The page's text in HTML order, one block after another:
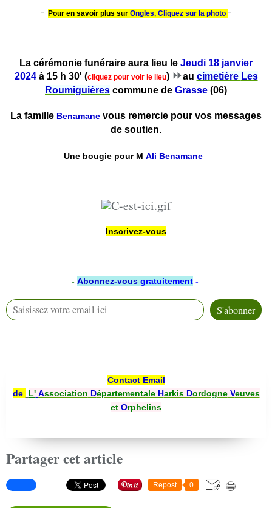
- Pour en savoir plus sur Ongles, Cliquez sur la photo -
La cérémonie funéraire aura lieu le Jeudi 18 janvier
2024à 15 h 30' (cliquez pour voir le lieu) ⏩au cimetière Les
Roumiguières commune de Grasse (06)
La famille Benamane vous remercie pour vos messages
de soutien.
Une bougie pour M Ali Benamane
Inscrivez-vous
- Abonnez-vous gratuitement -
Contact Email
de
L' Association DépartementaleHarkis DordogneVeuves
et Orphelins
Partager cet article
Repost 0